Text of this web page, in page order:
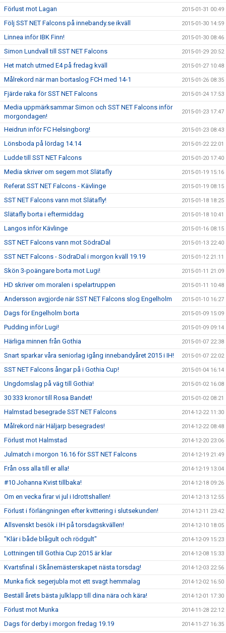
Förlust mot Lagan 2015-01-31 00:49
Följ SST NET Falcons på innebandy.se ikväll 2015-01-30 14:59
Linnea inför IBK Finn! 2015-01-30 08:46
Simon Lundvall till SST NET Falcons 2015-01-29 20:52
Het match utmed E4 på fredag kväll 2015-01-27 10:48
Målrekord när man bortaslog FCH med 14-1 2015-01-26 08:35
Fjärde raka för SST NET Falcons 2015-01-24 17:53
Media uppmärksammar Simon och SST NET Falcons inför
morgondagen!
2015-01-23 17:47
Heidrun inför FC Helsingborg! 2015-01-23 08:43
Lönsboda på lördag 14.14 2015-01-22 22:01
Ludde till SST NET Falcons 2015-01-20 17:40
Media skriver om segern mot Slätafly 2015-01-19 15:16
Referat SST NET Falcons - Kävlinge 2015-01-19 08:15
SST NET Falcons vann mot Slätafly! 2015-01-18 18:25
Slätafly borta i eftermiddag 2015-01-18 10:41
Langos inför Kävlinge 2015-01-16 08:15
SST NET Falcons vann mot SödraDal 2015-01-13 22:40
SST NET Falcons - SödraDal i morgon kväll 19.19 2015-01-12 21:11
Skön 3-poängare borta mot Lugi! 2015-01-11 21:09
HD skriver om moralen i spelartruppen 2015-01-11 10:48
Andersson avgjorde när SST NET Falcons slog Engelholm 2015-01-10 16:27
Dags för Engelholm borta 2015-01-09 15:09
Pudding inför Lugi! 2015-01-09 09:14
Härliga minnen från Gothia 2015-01-07 22:38
Snart sparkar våra seniorlag igång innebandyåret 2015 i IH! 2015-01-07 22:02
SST NET Falcons ångar på i Gothia Cup! 2015-01-04 16:14
Ungdomslag på väg till Gothia! 2015-01-02 16:08
30 333 kronor till Rosa Bandet! 2015-01-02 08:21
Halmstad besegrade SST NET Falcons 2014-12-22 11:30
Målrekord när Häljarp besegrades! 2014-12-22 08:48
Förlust mot Halmstad 2014-12-20 23:06
Julmatch i morgon 16.16 för SST NET Falcons 2014-12-19 21:49
Från oss alla till er alla! 2014-12-19 13:04
#10 Johanna Kvist tillbaka! 2014-12-18 09:26
Om en vecka firar vi jul i Idrottshallen! 2014-12-13 12:55
Förlust i förlängningen efter kvittering i slutsekunden! 2014-12-11 23:42
Allsvenskt besök i IH på torsdagskvällen! 2014-12-10 18:05
"Klär i både blågult och rödgult" 2014-12-09 15:23
Lottningen till Gothia Cup 2015 är klar 2014-12-08 15:33
Kvartsfinal i Skånemästerskapet nästa torsdag! 2014-12-03 22:56
Munka fick segerjubla mot ett svagt hemmalag 2014-12-02 16:50
Beställ årets bästa julklapp till dina nära och kära! 2014-12-01 17:30
Förlust mot Munka 2014-11-28 22:12
Dags för derby i morgon fredag 19.19 2014-11-27 16:35